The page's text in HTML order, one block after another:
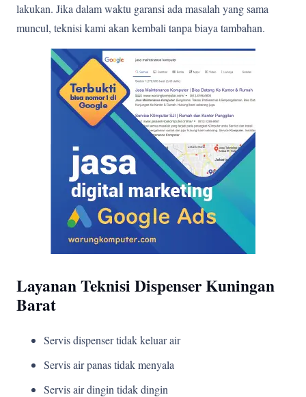
lakukan. Jika dalam waktu garansi ada masalah yang sama
muncul, teknisi kami akan kembali tanpa biaya tambahan.
Layanan Teknisi Dispenser Kuningan
Barat
Servis dispenser tidak keluar air
Servis air panas tidak menyala
Servis air dingin tidak dingin